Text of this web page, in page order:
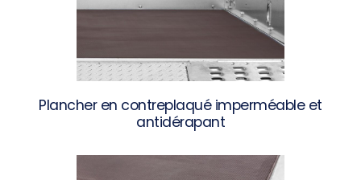
Plancher en contreplaqué imperméable et
antidérapant